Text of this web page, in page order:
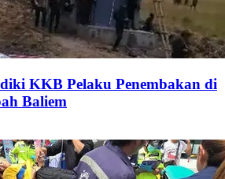
KKB Pelaku Penembakan di
Baliem